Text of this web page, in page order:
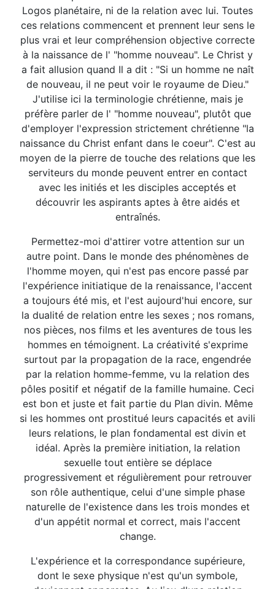
Logos planétaire, ni de la relation avec lui. Toutes
ces relations commencent et prennent leur sens le
plus vrai et leur compréhension objective correcte
à la naissance de l' "homme nouveau". Le Christ y
a fait allusion quand Il a dit : "Si un homme ne naît
de nouveau, il ne peut voir le royaume de Dieu."
J'utilise ici la terminologie chrétienne, mais je
préfère parler de l' "homme nouveau", plutôt que
d'employer l'expression strictement chrétienne "la
naissance du Christ enfant dans le coeur". C'est au
moyen de la pierre de touche des relations que les
serviteurs du monde peuvent entrer en contact
avec les initiés et les disciples acceptés et
découvrir les aspirants aptes à être aidés et
entraînés.
Permettez-moi d'attirer votre attention sur un
autre point. Dans le monde des phénomènes de
l'homme moyen, qui n'est pas encore passé par
l'expérience initiatique de la renaissance, l'accent
a toujours été mis, et l'est aujourd'hui encore, sur
la dualité de relation entre les sexes ; nos romans,
nos pièces, nos films et les aventures de tous les
hommes en témoignent. La créativité s'exprime
surtout par la propagation de la race, engendrée
par la relation homme-femme, vu la relation des
pôles positif et négatif de la famille humaine. Ceci
est bon et juste et fait partie du Plan divin. Même
si les hommes ont prostitué leurs capacités et avili
leurs relations, le plan fondamental est divin et
idéal. Après la première initiation, la relation
sexuelle tout entière se déplace
progressivement et régulièrement pour retrouver
son rôle authentique, celui d'une simple phase
naturelle de l'existence dans les trois mondes et
d'un appétit normal et correct, mais l'accent
change.
L'expérience et la correspondance supérieure,
dont le sexe physique n'est qu'un symbole,